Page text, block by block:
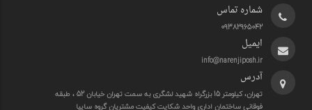
شماره تماس
09382965042
ایمیل
info@narenjiposh.ir
آدرس
تهران، کیلومتر 15 بزرگراه شهید لشگری به سمت تهران خیابان 52 ، طبقه
فوقانی ساختمان اداری واحد شکایت کیفیت مشتریان گروه سایپا